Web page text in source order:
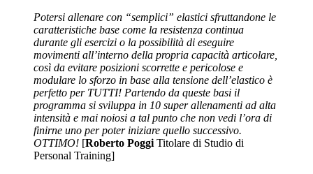
Potersi allenare con “semplici” elastici sfruttandone le
caratteristiche base come la resistenza continua
durante gli esercizi o la possibilità di eseguire
movimenti all’interno della propria capacità articolare,
così da evitare posizioni scorrette e pericolose e
modulare lo sforzo in base alla tensione dell’elastico è
perfetto per TUTTI! Partendo da queste basi il
programma si sviluppa in 10 super allenamenti ad alta
intensità e mai noiosi a tal punto che non vedi l’ora di
finirne uno per poter iniziare quello successivo.
OTTIMO! [Roberto Poggi Titolare di Studio di
Personal Training]